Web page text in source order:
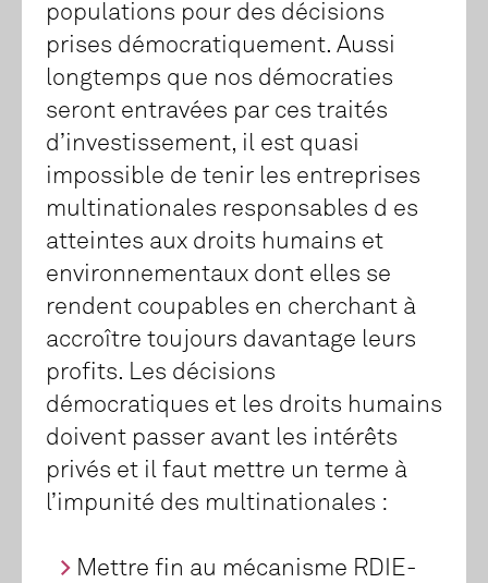
populations pour des décisions
prises démocratiquement. Aussi
longtemps que nos démocraties
seront entravées par ces traités
d’investissement, il est quasi
impossible de tenir les entreprises
multinationales responsables d es
atteintes aux droits humains et
environnementaux dont elles se
rendent coupables en cherchant à
accroître toujours davantage leurs
profits. Les décisions
démocratiques et les droits humains
doivent passer avant les intérêts
privés et il faut mettre un terme à
l’impunité des multinationales :
Mettre fin au mécanisme RDIE-